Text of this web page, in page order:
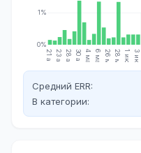
21 апр. 23 апр. 28 апр. 30 апр. 4 мая 6 мая 26 мая 28 мая 1 июн. 3 июн.
0%
1%
Средний ERR:
В категории: